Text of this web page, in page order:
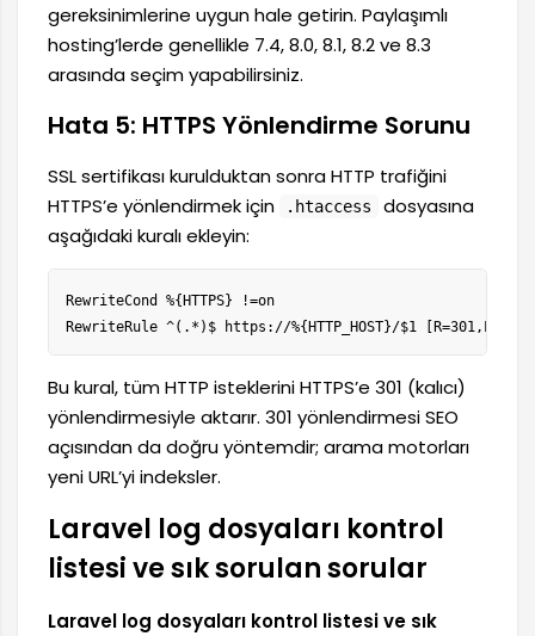
gereksinimlerine uygun hale getirin. Paylaşımlı
hosting’lerde genellikle 7.4, 8.0, 8.1, 8.2 ve 8.3
arasında seçim yapabilirsiniz.
Hata 5: HTTPS Yönlendirme Sorunu
SSL sertifikası kurulduktan sonra HTTP trafiğini
HTTPS’e yönlendirmek için
.htaccess
dosyasına
aşağıdaki kuralı ekleyin:
RewriteCond %{HTTPS} !=on
RewriteRule ^(.*)$ https://%{HTTP_HOST}/$1 [R=301,L]
Bu kural, tüm HTTP isteklerini HTTPS’e 301 (kalıcı)
yönlendirmesiyle aktarır. 301 yönlendirmesi SEO
açısından da doğru yöntemdir; arama motorları
yeni URL’yi indeksler.
Laravel log dosyaları kontrol
listesi ve sık sorulan sorular
Laravel log dosyaları kontrol listesi ve sık